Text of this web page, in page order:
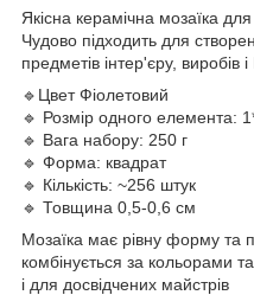
Якісна керамічна мозаїка
Чудово підходить для
предметів інтер'єру, виробів і
🔹Цвет Фіолетовий
🔹 Розмір одного елемента:
🔹 Вага набору: 250 г
🔹 Форма: квадрат
🔹 Кількість: ~256 штук
🔹 Товщина 0,5-0,6 см
Мозаїка має рівну форму та
комбінується за кольорами
і для досвідчених майстрів